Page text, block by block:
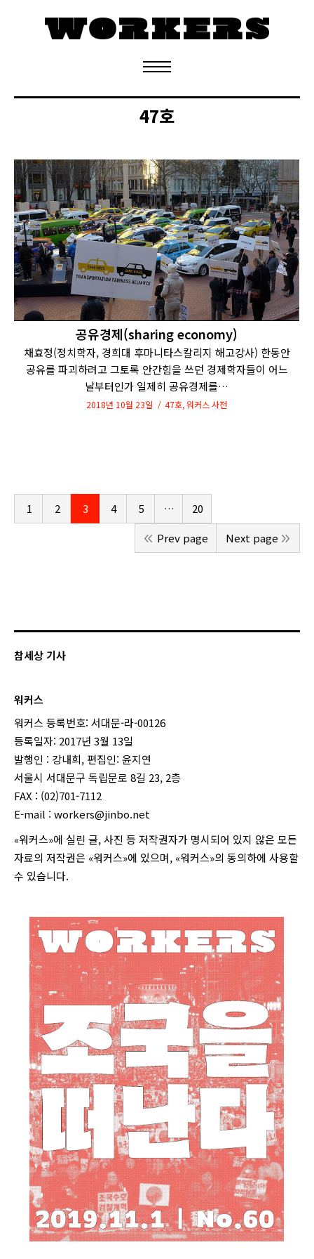
정기구독 신청
47호
공유경제(sharing economy)
채효정(정치학자, 경희대 후마니타스칼리지 해고강사) 한동안
공유를 파괴하려고 그토록 안간힘을 쓰던 경제학자들이 어느
날부터인가 일제히 공유경제를…
2018년 10월 23일 47호,워커스 사전
1 2 3 4 5 …
20
Prev page
Next page
참세상 기사
워커스
워커스 등록번호: 서대문-라-00126
등록일자: 2017년 3월 13일
발행인 : 강내희, 편집인: 윤지연
서울시 서대문구 독립문로 8길 23, 2층
FAX : (02)701-7112
E-mail : workers@jinbo.net
«워커스»에 실린 글, 사진 등 저작권자가 명시되어 있지 않은 모든
자료의 저작권은 «워커스»에 있으며, «워커스»의 동의하에 사용할
수 있습니다.